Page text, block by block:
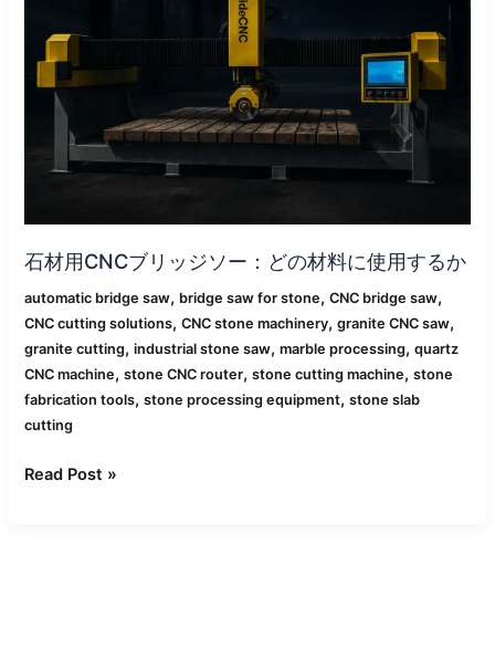
石材用CNCブリッジソー：どの材料に使用するか
automatic bridge saw, bridge saw for stone,CNC bridge saw,
CNC cutting solutions,CNC stone machinery,granite CNC saw,
granite cutting,industrial stone saw,marble processing,quartz
CNC machine,stone CNC router,stone cutting machine,stone
fabrication tools,stone processing equipment,stone slab
cutting
ッ
ジ
に
使
用
す
る
か
Read Post »